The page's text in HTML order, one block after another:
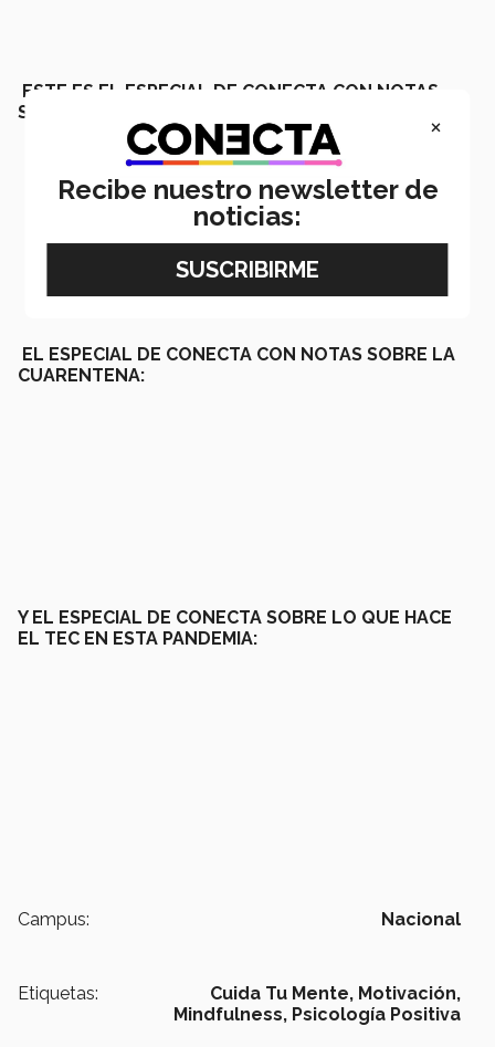
ESTE ES EL ESPECIAL DE CONECTA CON NOTAS
SOBRE EL CORONAVIRUS:
EL ESPECIAL DE CONECTA CON NOTAS SOBRE LA
CUARENTENA:
Y EL ESPECIAL DE CONECTA SOBRE LO QUE HACE
EL TEC EN ESTA PANDEMIA:
Campus: Nacional
Etiquetas: Cuida Tu Mente, Motivación,
Mindfulness, Psicología Positiva
×
Recibe nuestro newsletter de
noticias: